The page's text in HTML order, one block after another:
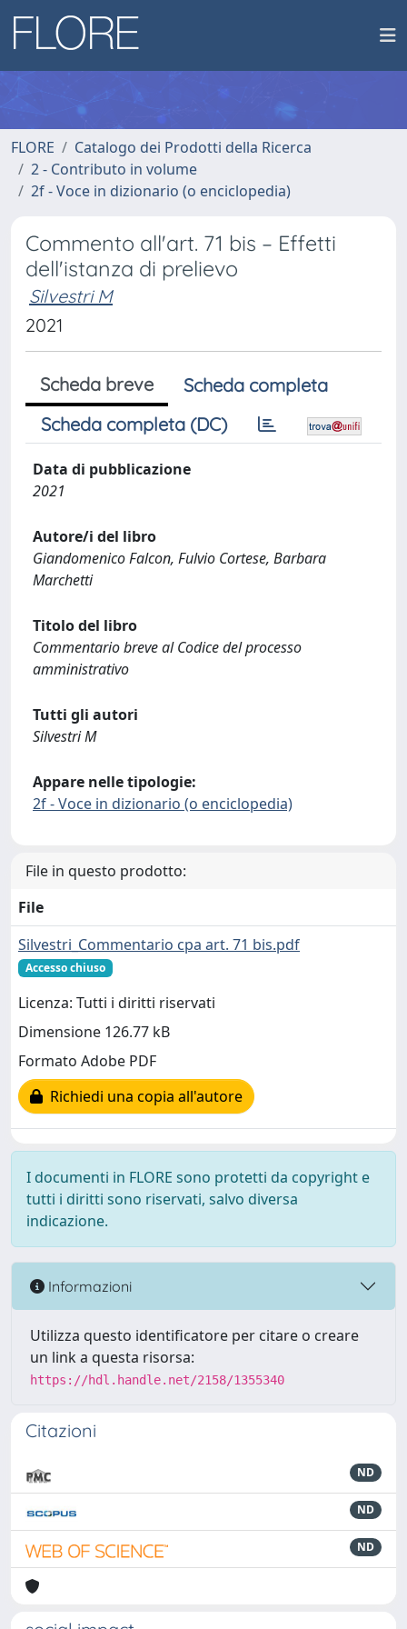
FLORE
Catalogo dei Prodotti della Ricerca
2 - Contributo in volume
2f - Voce in dizionario (o enciclopedia)
Commento all'art. 71 bis – Effetti
dell'istanza di prelievo
Silvestri M
2021
Scheda breve
Scheda completa
Scheda completa (DC)
Data di pubblicazione
2021
Autore/i del libro
Giandomenico Falcon, Fulvio Cortese, Barbara
Marchetti
Titolo del libro
Commentario breve al Codice del processo
amministrativo
Tutti gli autori
Silvestri M
Appare nelle tipologie:
2f - Voce in dizionario (o enciclopedia)
File in questo prodotto:
File
Silvestri_Commentario cpa art. 71 bis.pdf
Accesso chiuso
Licenza: Tutti i diritti riservati
Dimensione 126.77 kB
Formato Adobe PDF
Richiedi una copia all'autore
I documenti in FLORE sono protetti da copyright e
tutti i diritti sono riservati, salvo diversa
indicazione.
Informazioni
Utilizza questo identificatore per citare o creare
un link a questa risorsa:
https://hdl.handle.net/2158/1355340
Citazioni
ND
ND
ND